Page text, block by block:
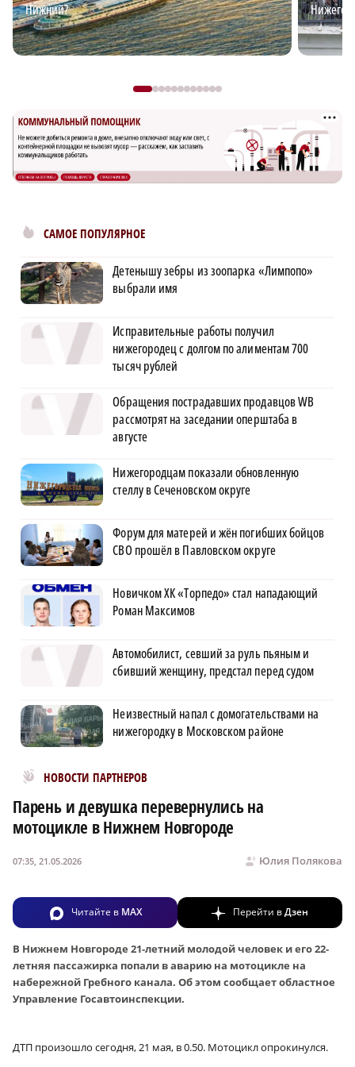
Нижний?
САМОЕ ПОПУЛЯРНОЕ
Детенышу зебры из зоопарка «Лимпопо»
выбрали имя
Исправительные работы получил
нижегородец с долгом по алиментам 700
тысяч рублей
Обращения пострадавших продавцов WB
рассмотрят на заседании оперштаба в
августе
Нижегородцам показали обновленную
стеллу в Сеченовском округе
Форум для матерей и жён погибших бойцов
СВО прошёл в Павловском округе
Новичком ХК «Торпедо» стал нападающий
Роман Максимов
Автомобилист, севший за руль пьяным и
сбивший женщину, предстал перед судом
Неизвестный напал с домогательствами на
нижегородку в Московском районе
НОВОСТИ ПАРТНЕРОВ
Новости МирТесен
Парень и девушка перевернулись на
мотоцикле в Нижнем Новгороде
Юлия Полякова
07:35, 21.05.2026
Читайте в MAX Перейти вДзен
В Нижнем Новгороде 21-летний молодой человек и его 22-
летняя пассажирка попали в аварию на мотоцикле на
набережной Гребного канала. Об этом сообщает областное
Управление Госавтоинспекции.
ДТП произошло сегодня, 21 мая, в 0.50. Мотоцикл опрокинулся.